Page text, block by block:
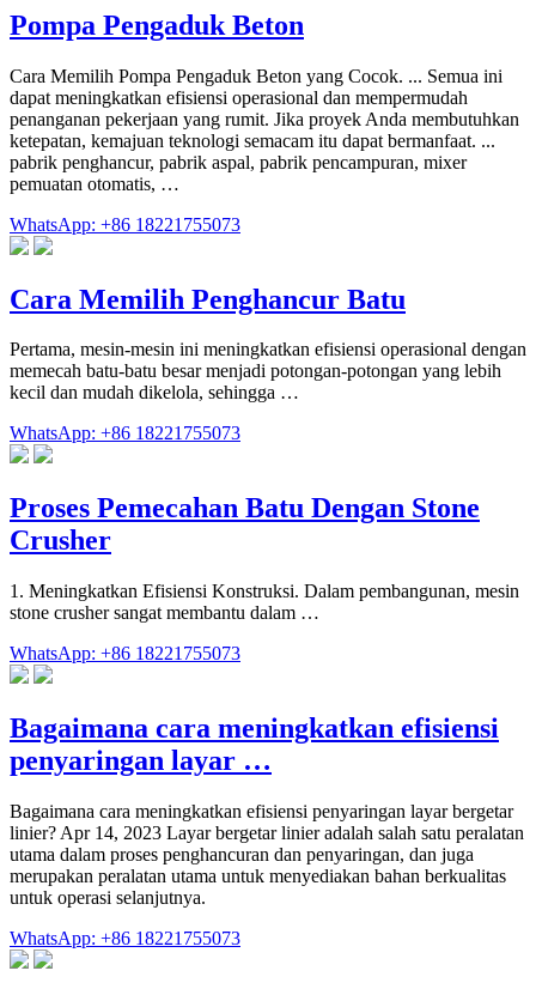
Pompa Pengaduk Beton
Cara Memilih Pompa Pengaduk Beton yang Cocok. ... Semua ini
dapat meningkatkan efisiensi operasional dan mempermudah
penanganan pekerjaan yang rumit. Jika proyek Anda membutuhkan
ketepatan, kemajuan teknologi semacam itu dapat bermanfaat. ...
pabrik penghancur, pabrik aspal, pabrik pencampuran, mixer
pemuatan otomatis, …
WhatsApp: +86 18221755073
Cara Memilih Penghancur Batu
Pertama, mesin-mesin ini meningkatkan efisiensi operasional dengan
memecah batu-batu besar menjadi potongan-potongan yang lebih
kecil dan mudah dikelola, sehingga …
WhatsApp: +86 18221755073
Proses Pemecahan Batu Dengan Stone
Crusher
1. Meningkatkan Efisiensi Konstruksi. Dalam pembangunan, mesin
stone crusher sangat membantu dalam …
WhatsApp: +86 18221755073
Bagaimana cara meningkatkan efisiensi
penyaringan layar …
Bagaimana cara meningkatkan efisiensi penyaringan layar bergetar
linier? Apr 14, 2023 Layar bergetar linier adalah salah satu peralatan
utama dalam proses penghancuran dan penyaringan, dan juga
merupakan peralatan utama untuk menyediakan bahan berkualitas
untuk operasi selanjutnya.
WhatsApp: +86 18221755073